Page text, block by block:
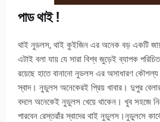
পাড থাই !
থাই নুডলস, থাই কুইজিন এর অনেক বড় একটি
এটাই বলা যায় যে সারা বিশ্ব জুড়েই ব্যাপক
রয়েছে হাতে বানানো নুডলস এর অসাধারণ
স্বাদ। নুডুলস অনেকেরই প্রিয় খাবার। দুপুর বেলার
বদলে অনেকেই নুডুলস খেয়ে থাকেন। খুব সহজে
পারবেন রেস্তরাঁর স্বাদের থাই নুডুলস।নুডুলসে